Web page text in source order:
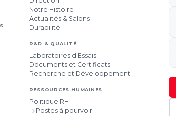
Notre Histoire
Actualités & Salons
Durabilité
R&D & QUALITÉ
Laboratoires d'Essais
Documents et Certificats
Recherche et Développement
RESSOURCES HUMAINES
Politique RH
Postes à pourvoir